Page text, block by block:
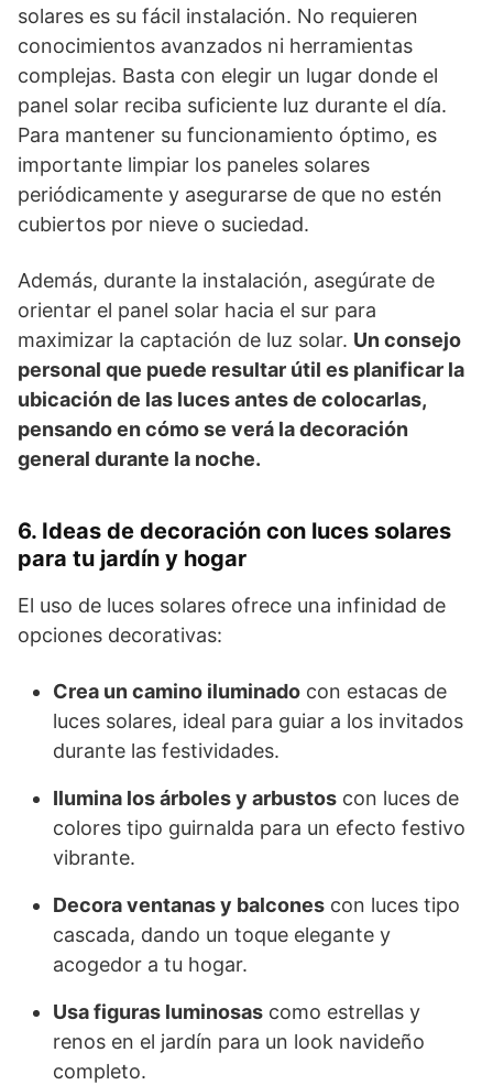
solares es su fácil instalación. No requieren
conocimientos avanzados ni herramientas
complejas. Basta con elegir un lugar donde el
panel solar reciba suficiente luz durante el día.
Para mantener su funcionamiento óptimo, es
importante limpiar los paneles solares
periódicamente y asegurarse de que no estén
cubiertos por nieve o suciedad.
Además, durante la instalación, asegúrate de
orientar el panel solar hacia el sur para
maximizar la captación de luz solar. Un consejo
personal que puede resultar útil es planificar la
ubicación de las luces antes de colocarlas,
pensando en cómo se verá la decoración
general durante la noche.
6. Ideas de decoración con luces solares
para tu jardín y hogar
El uso de luces solares ofrece una infinidad de
opciones decorativas:
Crea un camino iluminado con estacas de
luces solares, ideal para guiar a los invitados
durante las festividades.
Ilumina los árboles y arbustos con luces de
colores tipo guirnalda para un efecto festivo
vibrante.
Decora ventanas y balcones con luces tipo
cascada, dando un toque elegante y
acogedor a tu hogar.
Usa figuras luminosas como estrellas y
renos en el jardín para un look navideño
completo.